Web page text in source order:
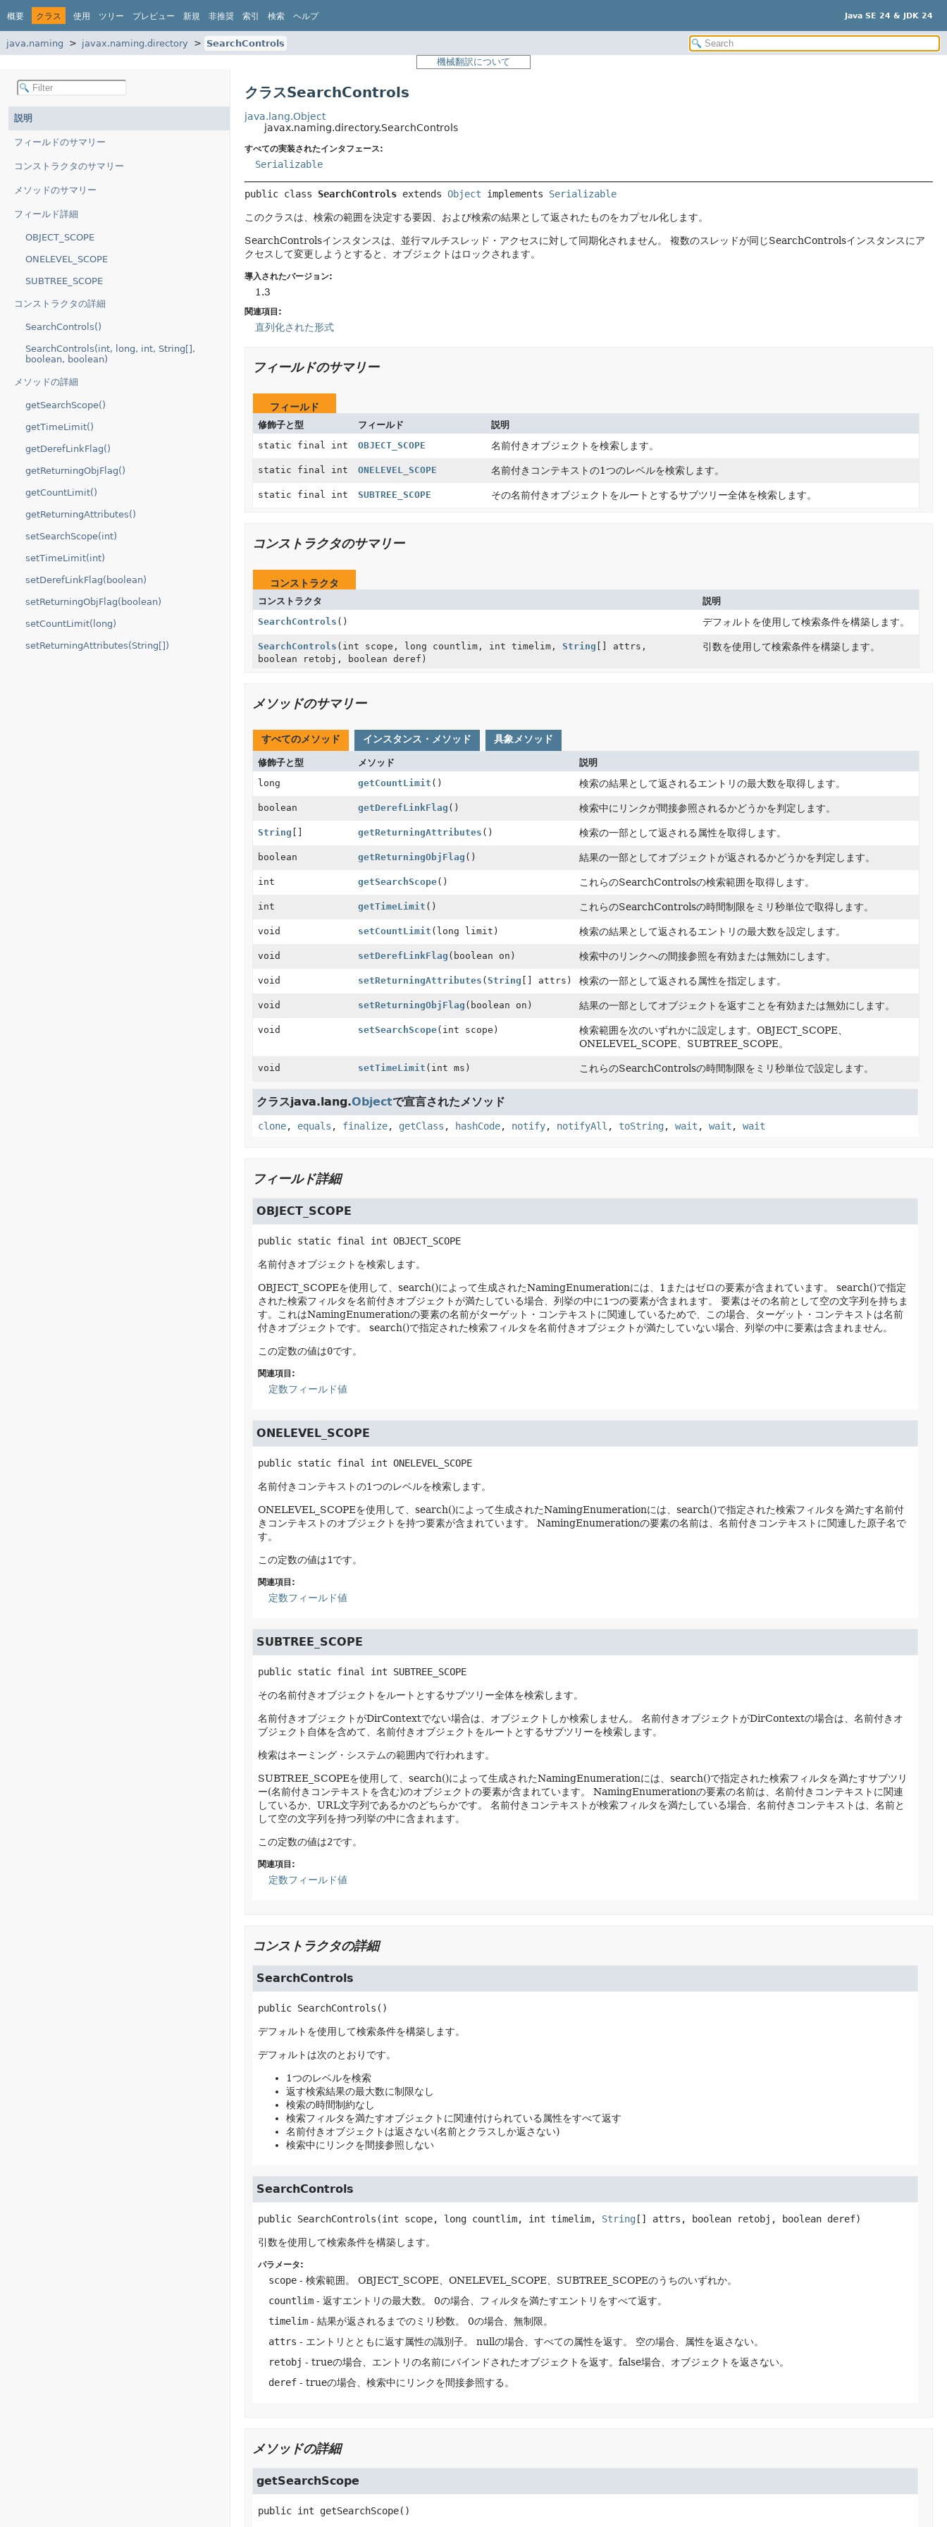
概要 クラス 使用 ツリー プレビュー 新規 非推奨 索引 検索 ヘルプ Java SE 24 & JDK 24
java.naming javax.naming.directory
SearchControls
機械翻訳について
説明
フィールドのサマリー
コンストラクタのサマリー
メソッドのサマリー
フィールド詳細
OBJECT_SCOPE
ONELEVEL_SCOPE
SUBTREE_SCOPE
コンストラクタの詳細
SearchControls()
SearchControls(int, long, int, String[],
boolean, boolean)
メソッドの詳細
getSearchScope()
getTimeLimit()
getDerefLinkFlag()
getReturningObjFlag()
getCountLimit()
getReturningAttributes()
setSearchScope(int)
setTimeLimit(int)
setDerefLinkFlag(boolean)
setReturningObjFlag(boolean)
setCountLimit(long)
setReturningAttributes(String[])
クラスSearchControls
java.lang.Object
javax.naming.directory.SearchControls
すべての実装されたインタフェース:
Serializable
public class SearchControls extends Object implements Serializable
このクラスは、検索の範囲を決定する要因、および検索の結果として返されたものをカプセル化します。
SearchControlsインスタンスは、並行マルチスレッド・アクセスに対して同期化されません。
複数のスレッドが同じSearchControlsインスタンスにア
クセスして変更しようとすると、オブジェクトはロックされます。
導入されたバージョン:
1.3
関連項目:
直列化された形式
フィールドのサマリー
フィールド
修飾子と型 フィールド
説明
static final int
OBJECT_SCOPE 名前付きオブジェクトを検索します。
static final int ONELEVEL_SCOPE 名前付きコンテキストの1つのレベルを検索します。
static final int SUBTREE_SCOPE その名前付きオブジェクトをルートとするサブツリー全体を検索します。
コンストラクタのサマリー
コンストラクタ
コンストラクタ
説明
SearchControls () デフォルトを使用して検索条件を構築します。
SearchControls (int scope, long countlim, int timelim, String [] attrs,
boolean retobj, boolean deref)
引数を使用して検索条件を構築します。
メソッドのサマリー
すべてのメソッド インスタンス・メソッド 具象メソッド
修飾子と型 メソッド
説明
long
getCountLimit () 検索の結果として返されるエントリの最大数を取得します。
boolean getDerefLinkFlag () 検索中にリンクが間接参照されるかどうかを判定します。
String getReturningAttributes () 検索の一部として返される属性を取得します。
boolean getReturningObjFlag () 結果の一部としてオブジェクトが返されるかどうかを判定します。
int getSearchScope() これらのSearchControlsの検索範囲を取得します。
int getTimeLimit () これらのSearchControlsの時間制限をミリ秒単位で取得します。
void setCountLimit (long limit) 検索の結果として返されるエントリの最大数を設定します。
void setDerefLinkFlag (boolean on) 検索中のリンクへの間接参照を有効または無効にします。
void setReturningAttributes ( String [] attrs) 検索の一部として返される属性を指定します。
void setReturningObjFlag (boolean on) 結果の一部としてオブジェクトを返すことを有効または無効にします。
void setSearchScope(int scope)
検索範囲を次のいずれかに設定します。OBJECT_SCOPE、
ONELEVEL_SCOPE、SUBTREE_SCOPE。
void setTimeLimit (int ms) これらのSearchControlsの時間制限をミリ秒単位で設定します。
クラスjava.lang.Objectで宣言されたメソッド
clone, equals , finalize, getClass , hashCode, notify, notifyAll , toString, wait , wait , wait
フィールド詳細
OBJECT_SCOPE
public static final int OBJECT_SCOPE
名前付きオブジェクトを検索します。
OBJECT_SCOPEを使用して、search()によって生成されたNamingEnumerationには、1またはゼロの要素が含まれています。
search()で指定
された検索フィルタを名前付きオブジェクトが満たしている場合、列挙の中に1つの要素が含まれます。
要素はその名前として空の文字列を持ちま
す。これはNamingEnumerationの要素の名前がターゲット・コンテキストに関連しているためで、この場合、ターゲット・コンテキストは名前
付きオブジェクトです。
search()で指定された検索フィルタを名前付きオブジェクトが満たしていない場合、列挙の中に要素は含まれません。
この定数の値は0です。
関連項目:
定数フィールド値
ONELEVEL_SCOPE
public static final int ONELEVEL_SCOPE
名前付きコンテキストの1つのレベルを検索します。
ONELEVEL_SCOPEを使用して、search()によって生成されたNamingEnumerationには、search()で指定された検索フィルタを満たす名前付
きコンテキストのオブジェクトを持つ要素が含まれています。
NamingEnumerationの要素の名前は、名前付きコンテキストに関連した原子名で
す。
この定数の値は1です。
関連項目:
定数フィールド値
SUBTREE_SCOPE
public static final int SUBTREE_SCOPE
その名前付きオブジェクトをルートとするサブツリー全体を検索します。
名前付きオブジェクトがDirContextでない場合は、オブジェクトしか検索しません。
名前付きオブジェクトがDirContextの場合は、名前付きオ
ブジェクト自体を含めて、名前付きオブジェクトをルートとするサブツリーを検索します。
検索はネーミング・システムの範囲内で行われます。
SUBTREE_SCOPEを使用して、search()によって生成されたNamingEnumerationには、search()で指定された検索フィルタを満たすサブツリ
ー(名前付きコンテキストを含む)のオブジェクトの要素が含まれています。
NamingEnumerationの要素の名前は、名前付きコンテキストに関連
しているか、URL文字列であるかのどちらかです。
名前付きコンテキストが検索フィルタを満たしている場合、名前付きコンテキストは、名前と
して空の文字列を持つ列挙の中に含まれます。
この定数の値は2です。
関連項目:
定数フィールド値
コンストラクタの詳細
SearchControls
public SearchControls ()
デフォルトを使用して検索条件を構築します。
デフォルトは次のとおりです。
1つのレベルを検索
返す検索結果の最大数に制限なし
検索の時間制約なし
検索フィルタを満たすオブジェクトに関連付けられている属性をすべて返す
名前付きオブジェクトは返さない(名前とクラスしか返さない)
検索中にリンクを間接参照しない
SearchControls
public SearchControls (int scope, long countlim, int timelim, String[] attrs, boolean retobj, boolean deref)
引数を使用して検索条件を構築します。
パラメータ:
scope- 検索範囲。
OBJECT_SCOPE、ONELEVEL_SCOPE、SUBTREE_SCOPEのうちのいずれか。
countlim- 返すエントリの最大数。
0の場合、フィルタを満たすエントリをすべて返す。
timelim- 結果が返されるまでのミリ秒数。
0の場合、無制限。
attrs - エントリとともに返す属性の識別子。 nullの場合、すべての属性を返す。
空の場合、属性を返さない。
retobj - trueの場合、エントリの名前にバインドされたオブジェクトを返す。false場合、オブジェクトを返さない。
deref- trueの場合、検索中にリンクを間接参照する。
メソッドの詳細
getSearchScope
public int getSearchScope()